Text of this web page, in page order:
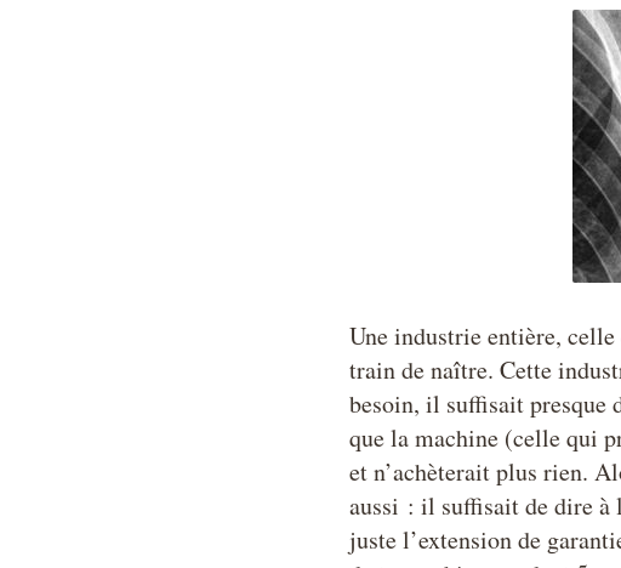
Une industrie entière,
train de naître. Cette
besoin, il suffisait presque
que la machine (celle qui
et n’achèterait plus rien.
aussi : il suffisait de dire à
juste l’extension de